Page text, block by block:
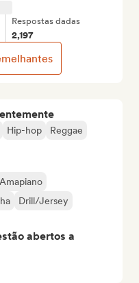
Hip-hop
Reggae
Drill/Jersey
abertos a
Respostas dadas
2,197